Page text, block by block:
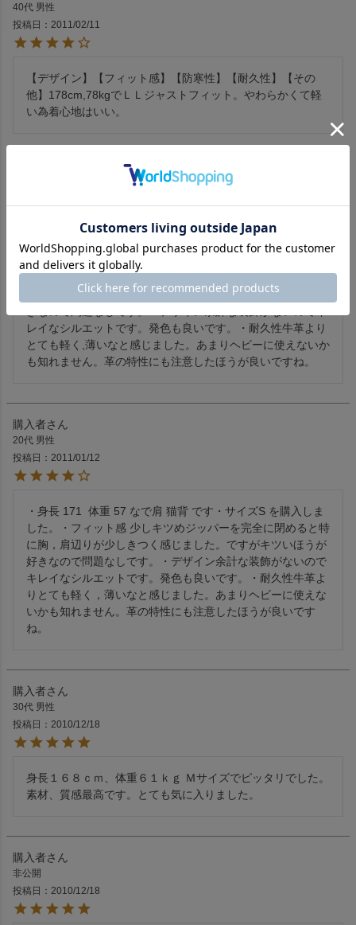
40代 男性
投稿日
2011/02/11
【デザイン】【フィット感】【防寒性】【耐久性】【その
他】178cm,78kgでＬＬジャストフィット。やわらかくて軽
い為着心地はいい。
投稿日
2011/01/12
・身長 171  体重 57 なで肩 猫背 です・サイズS を購入しま
に胸,肩辺りが少しきつく感じました。ですがキツいほうが好
レイなシルエットです。発色も良いです。・耐久性牛革より
とても軽く,薄いなと感じました。あまりヘビーに使えないか
も知れません。革の特性にも注意したほうが良いですね。
購入者
20代 男性
投稿日
2011/01/12
・身長 171  体重 57 なで肩 猫背 です・サイズS を購入しま
した。・フィット感 少しキツめジッパーを完全に閉めると特
に胸，肩辺りが少しきつく感じました。ですがキツいほうが
好きなので問題なしです。・デザイン余計な装飾がないので
キレイなシルエットです。発色も良いです。・耐久性牛革よ
りとても軽く，薄いなと感じました。あまりヘビーに使えな
いかも知れません。革の特性にも注意したほうが良いです
購入者
30代 男性
投稿日
2010/12/18
身長１６８ｃｍ、体重６１ｋｇ Ｍサイズでピッタリでした。
素材、質感最高です。とても気に入りました。
購入者
非公開
投稿日
2010/12/18